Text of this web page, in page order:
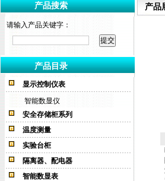
产品搜索
请输入产品关键字：
产品目录
显示控制仪表
智能数显仪
安全存储柜系列
温度测量
实验台柜
隔离器、配电器
智能数显表
产品